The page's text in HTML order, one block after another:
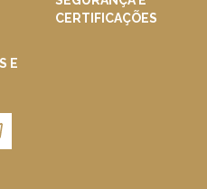
E
CERTIFICAÇÕES